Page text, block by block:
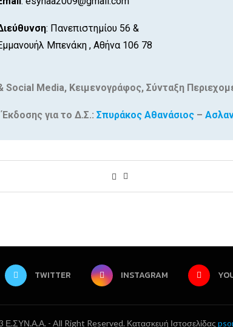
: Πανεπιστημίου 56 &
Μπενάκη , Αθήνα 106 78
Social Media, Κειμενογράφος, Σύνταξη
για το Δ.Σ.: Σπυράκος Αθανάσιος–
TWITTER INSTAGRAM
Ε.ΣΥΝ.Α.Α. - All Right Reserved. Κατασκευή Ιστοσελίδας